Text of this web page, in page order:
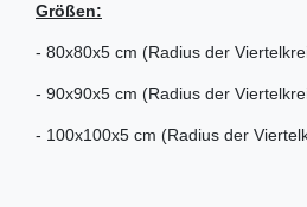
Größen:
- 80x80x5 cm (Radius der
- 90x90x5 cm (Radius der
- 100x100x5 cm (Radius der